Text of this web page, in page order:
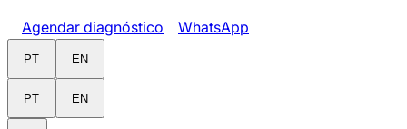
Agendar diagnóstico WhatsApp
PT EN
PT EN